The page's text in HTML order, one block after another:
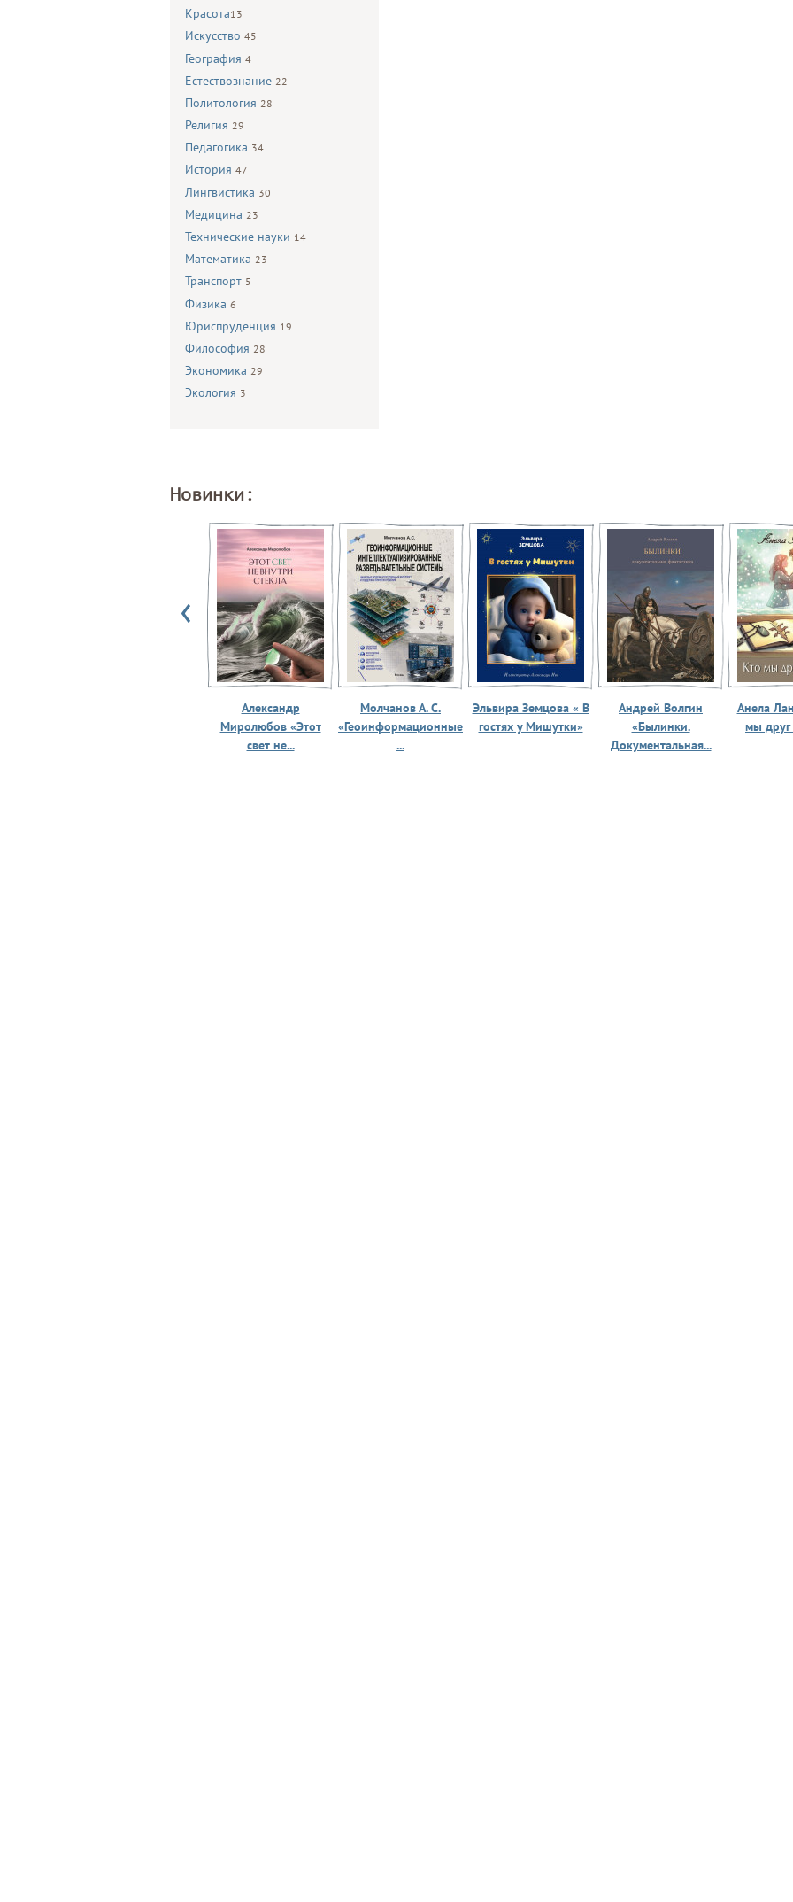
Красота13
Искусство 45
География 4
Естествознание 22
Политология 28
Религия 29
Педагогика 34
История 47
Лингвистика 30
Медицина 23
Технические науки 14
Математика 23
Транспорт 5
Физика 6
Юриспруденция 19
Философия 28
Экономика 29
Экология 3
Новинки:
Александр
Миролюбов «Этот
свет не...
Молчанов А. С.
«Геоинформационные
...
Эльвира Земцова « В
гостях у Мишутки»
Андрей Волгин
«Былинки.
Документальная...
Анела
мы друг